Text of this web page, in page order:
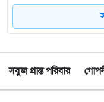
সিলেটে চার
৮
নয়াদিল্লিতে
৯
সবুজ প্রান্ত পরিবার